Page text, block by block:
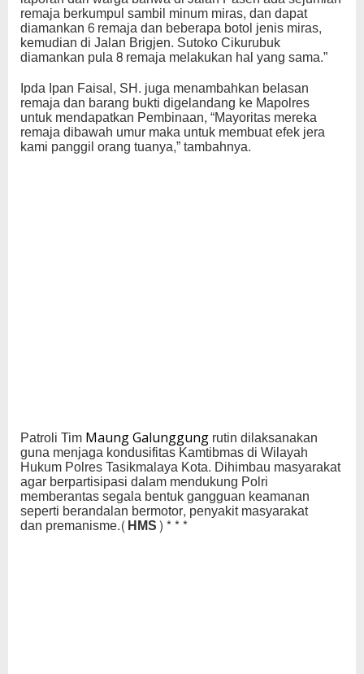
remaja berkumpul sambil minum miras, dan dapat
diamankan 6 remaja dan beberapa botol jenis miras,
kemudian di Jalan Brigjen. Sutoko Cikurubuk
diamankan pula 8 remaja melakukan hal yang sama.”
Ipda Ipan Faisal, SH. juga menambahkan belasan
remaja dan barang bukti digelandang ke Mapolres
untuk mendapatkan Pembinaan, “Mayoritas mereka
remaja dibawah umur maka untuk membuat efek jera
kami panggil orang tuanya,” tambahnya.
Patroli Tim Maung Galunggung rutin dilaksanakan
guna menjaga kondusifitas Kamtibmas di Wilayah
Hukum Polres Tasikmalaya Kota. Dihimbau masyarakat
agar berpartisipasi dalam mendukung Polri
memberantas segala bentuk gangguan keamanan
seperti berandalan bermotor, penyakit masyarakat
dan premanisme.(HMS)***